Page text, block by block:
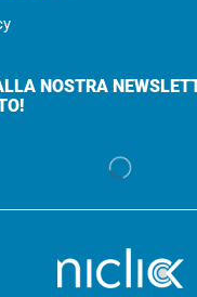
NOSTRA